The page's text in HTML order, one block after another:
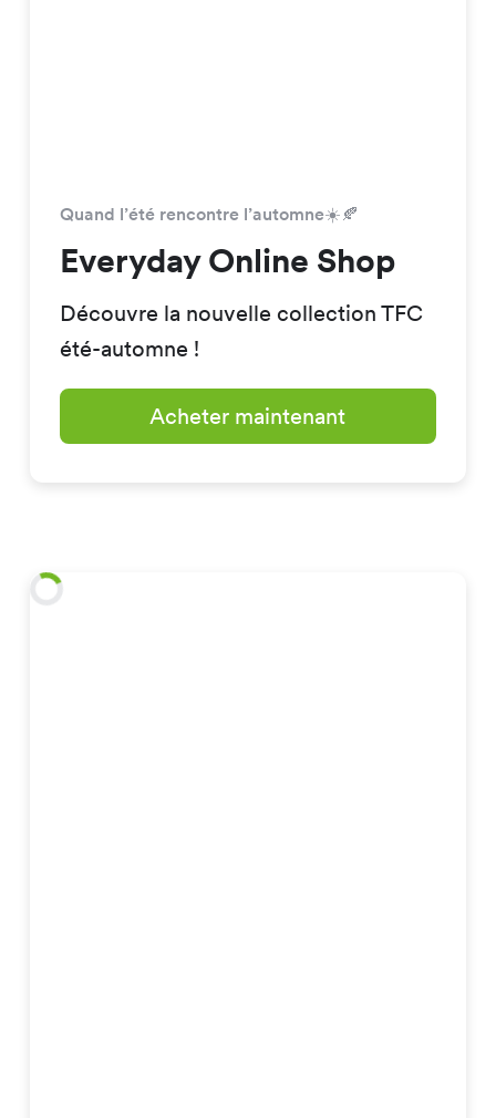
Quand l’été rencontre l’automne☀️🍂
Everyday Online Shop
Découvre la nouvelle collection TFC
été-automne !
Acheter maintenant